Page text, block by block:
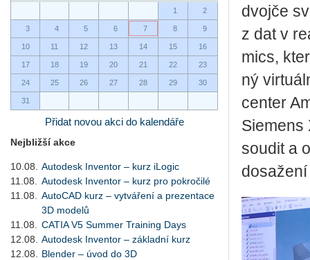
1
2
3 4 5 6 7 8 9
10 11 12 13 14 15 16
17 18 19 20 21 22 23
24 25 26 27 28 29 30
31
Přidat novou akci do kalendáře
Nejbližší akce
10.08.
Autodesk Inventor – kurz iLogic
11.08.
Autodesk Inventor – kurz pro pokročilé
11.08.
AutoCAD kurz – vytváření a prezentace
3D modelů
11.08.
CATIA V5 Summer Training Days
12.08.
Autodesk Inventor – základní kurz
12.08.
Blender – úvod do 3D
dvoj­če
z dat v
mics,
ný
cen­ter
Sie­mens
sou­dit a